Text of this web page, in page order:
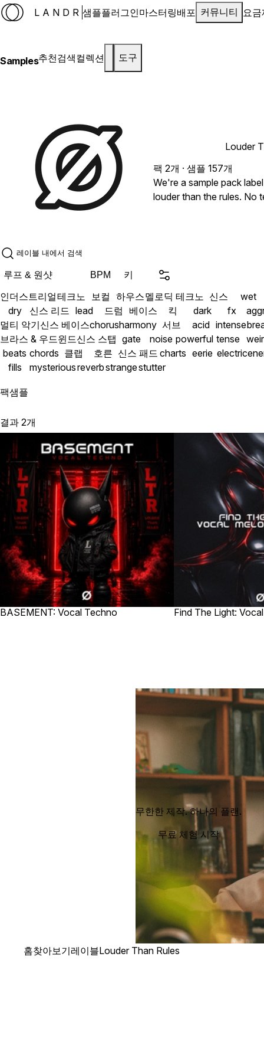
LANDR 샘플플러그인마스터링배포 커뮤니티 요금
Samples추천검색컬렉션 도구
Louder
팩 2개 · 샘플 157개
We're a sample pack
louder than the rules. No
루프 & 원샷 BPM 키
인더스트리얼테크노 보컬 하우스멜로딕 테크노 신스
wet
dry
신스 리드 lead 드럼 베이스 킥 dark fx
멀티 악기신스 베이스chorusharmony 서브 acid intense
브라스 & 우드윈드신스 스탭 gate noise powerful tense
beats chords 클랩 호른 신스 패드 charts eerie electric
fills
mysteriousreverbstrangestutter
팩샘플
결과 2개
BASEMENT: Vocal Techno Find The Light:
무한한 제작. 하나의 플랜.
무료 체험 시작
홈찾아보기레이블Louder Than Rules